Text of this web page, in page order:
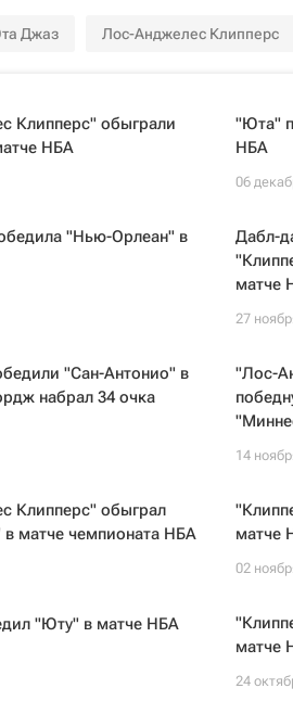
Джаз Лос-Анджелес Клипперс
Клипперс" обыграли
НБА
"Юта"
НБА
06
"Нью-Орлеан" в
Дабл-
матче
27
"Сан-Антонио" в
набрал 34 очка
"Лос-
14
Клипперс" обыграл
матче чемпионата НБА
матче
02
"Юту" в матче НБА
матче
24